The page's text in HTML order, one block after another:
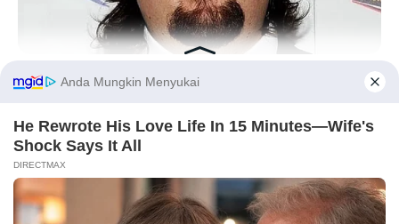
HUBUNGI KAMI IKLAN
Remember Chumlee? Take A Deep Breath Before You See
BUZZDAY
Polar Bear Approaches Fishermen - Watch
Before You Go